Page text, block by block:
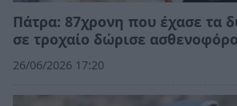
Πάτρα: 87χρονη που έχασε τα
σε τροχαίο δώρισε
26/06/2026 17:20